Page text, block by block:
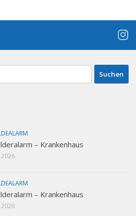
– Krankenhaus
2026
– Krankenhaus
2026